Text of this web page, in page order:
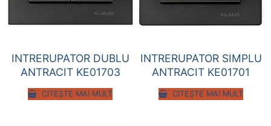
INTRERUPATOR DUBLU
ANTRACIT KE01703
CITEȘTE MAI MULT
INTRERUPATOR SIMPLU
ANTRACIT KE01701
CITEȘTE MAI MULT